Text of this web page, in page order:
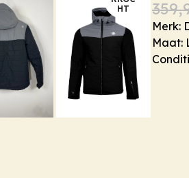
HT
Merk:
Maat: